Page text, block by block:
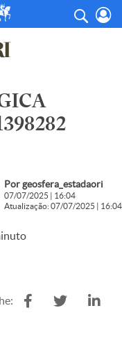
Por geosfera_estadaori
07/07/2025 | 16:04
Atualização: 07/07/2025 | 16:04